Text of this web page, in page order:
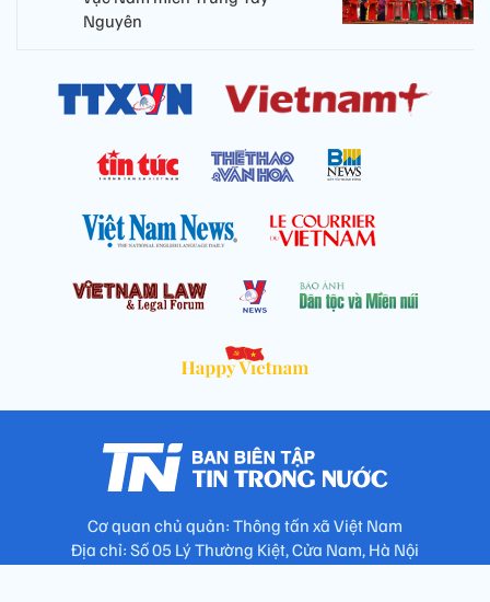
Nguyên
Cơ quan chủ quản: Thông tấn xã Việt Nam
Địa chỉ: Số 05 Lý Thường Kiệt, Cửa Nam, Hà Nội